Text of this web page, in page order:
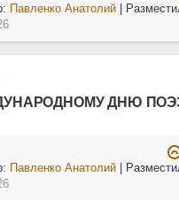
Павленко Анатолий |
ДНЮ
Павленко Анатолий |